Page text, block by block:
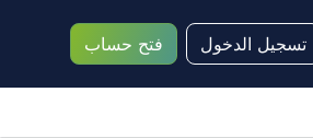
تسجيل الدخول فتح حساب